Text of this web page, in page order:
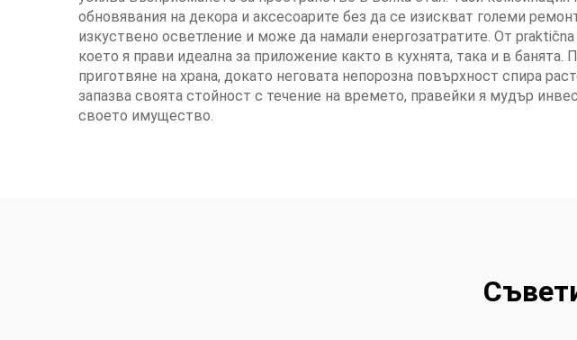
обновявания на декора и аксесоарите без да се изискват големи
изкуствено осветление и може да намали енергозатратите. От
което я прави идеална за приложение както в кухнята, така и в
приготвяне на храна, докато неговата непорозна повърхност спира
запазва своята стойност с течение на времето, правейки я мудър
своето имущество.